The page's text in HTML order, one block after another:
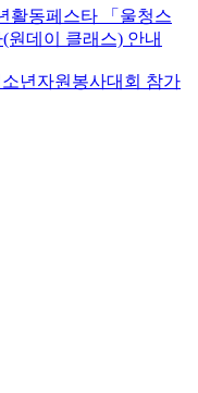
활동페스타 「울청스
원데이 클래스) 안내
년자원봉사대회 참가